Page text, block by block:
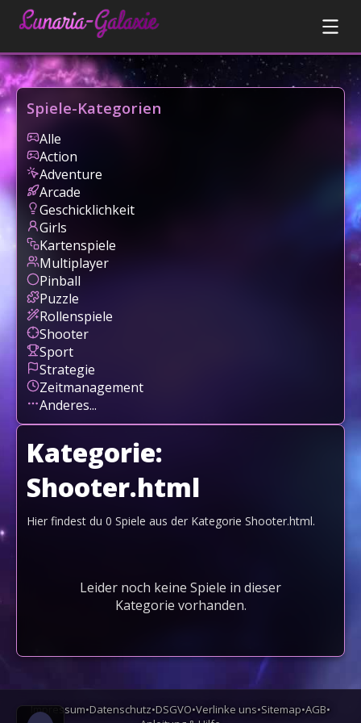
Spiele-Kategorien
Alle
Action
Adventure
Arcade
Geschicklichkeit
Girls
Kartenspiele
Multiplayer
Pinball
Puzzle
Rollenspiele
Shooter
Sport
Strategie
Zeitmanagement
Anderes...
Kategorie:
Shooter.html
Hier findest du 0 Spiele aus der Kategorie Shooter.html.
Leider noch keine Spiele in dieser
Kategorie vorhanden.
Impressum•Datenschutz•DSGVO•Verlinke uns•Sitemap•AGB•